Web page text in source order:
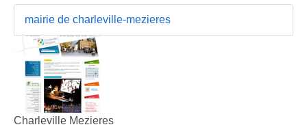
mairie de charleville-mezieres
Charleville Mezieres